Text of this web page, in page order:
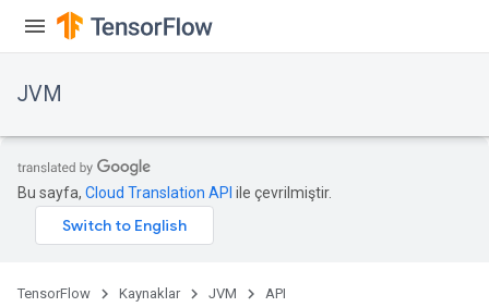
JVM
Bu sayfa, Cloud Translation API ile çevrilmiştir.
TensorFlow Kaynaklar JVM API